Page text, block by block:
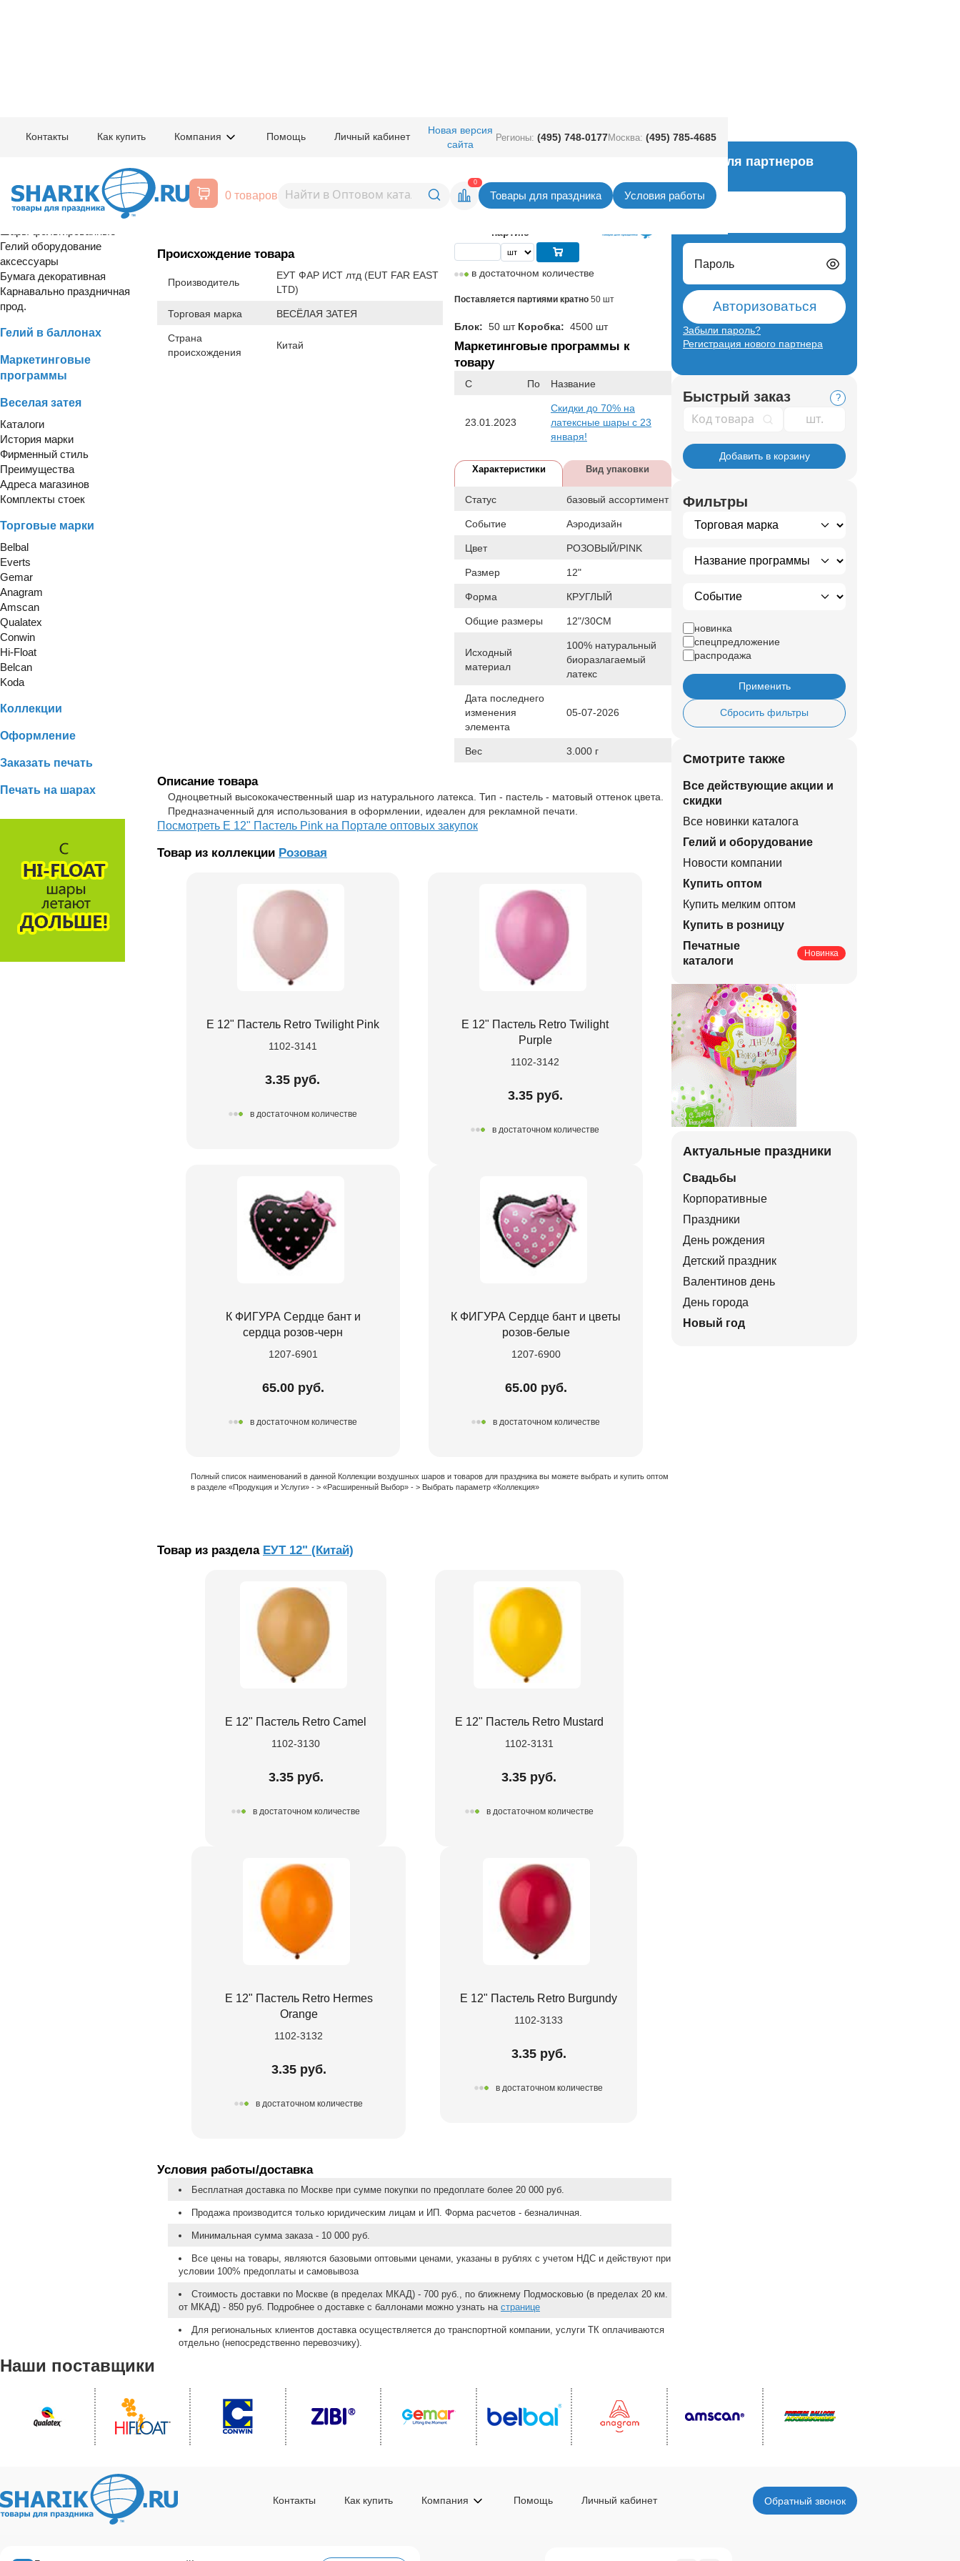
Контакты Как купить Компания Помощь Личный кабинет
Новая версия
сайта
Регионы: (495) 748-0177Москва: (495) 785-4685
0 товаров
0
Товары для праздника Условия работы
Расширенный поиск
Шары латексные
Гелий оборудование
аксессуары
Бумага декоративная
Карнавально праздничная
прод.
Гелий в баллонах
Маркетинговые
программы
Веселая затея
Каталоги
История марки
Фирменный стиль
Преимущества
Адреса магазинов
Комплекты стоек
Торговые марки
Belbal
Everts
Gemar
Anagram
Amscan
Qualatex
Conwin
Hi-Float
Belcan
Koda
Коллекции
Оформление
Заказать печать
Печать на шарах
1102-1350 Вернуться в раздел ЕУТ 12" (Китай)
Происхождение товара
Производитель
ЕУТ ФАР ИСТ лтд (EUT FAR EAST
LTD)
Торговая марка ВЕСЁЛАЯ ЗАТЕЯ
Страна
происхождения
Китай
3,35руб. за шт
партию
в достаточном количестве
Поставляется партиями кратно 50 шт
Блок: 50 шт Коробка: 4500 шт
Маркетинговые программы к
товару
С По Название
23.01.2023
Скидки до 70% на
латексные шары с 23
января!
Характеристики Вид упаковки
Статус базовый ассортимент
Событие Аэродизайн
Цвет РОЗОВЫЙ/PINK
Размер 12"
Форма КРУГЛЫЙ
Общие размеры 12"/30СМ
Исходный
материал
100% натуральный
биоразлагаемый
латекс
Дата последнего
изменения
элемента
05-07-2026
Вес 3.000 г
Описание товара
Одноцветный высококачественный шар из натурального латекса. Тип - пастель - матовый оттенок цвета.
Предназначенный для использования в оформлении, идеален для рекламной печати.
Посмотреть Е 12" Пастель Pink на Портале оптовых закупок
Товар из коллекции Розовая
Е 12" Пастель Retro Twilight Pink
1102-3141
3.35 руб.
в достаточном количестве
Е 12" Пастель Retro Twilight
Purple
1102-3142
3.35 руб.
в достаточном количестве
К ФИГУРА Сердце бант и
сердца розов-черн
1207-6901
65.00 руб.
в достаточном количестве
К ФИГУРА Сердце бант и цветы
розов-белые
1207-6900
65.00 руб.
в достаточном количестве
Полный список наименований в данной Коллекции воздушных шаров и товаров для праздника вы можете выбрать и купить оптом
в разделе «Продукция и Услуги» - > «Расширенный Выбор» - > Выбрать параметр «Коллекция»
Товар из раздела ЕУТ 12" (Китай)
Е 12" Пастель Retro Camel
1102-3130
3.35 руб.
в достаточном количестве
Е 12" Пастель Retro Mustard
1102-3131
3.35 руб.
в достаточном количестве
Е 12" Пастель Retro Hermes
Orange
1102-3132
3.35 руб.
в достаточном количестве
Е 12" Пастель Retro Burgundy
1102-3133
3.35 руб.
в достаточном количестве
Условия работы/доставка
Бесплатная доставка по Москве при сумме покупки по предоплате более 20 000 руб.
Продажа производится только юридическим лицам и ИП. Форма расчетов - безналичная.
Минимальная сумма заказа - 10 000 руб.
Все цены на товары, являются базовыми оптовыми ценами, указаны в рублях с учетом НДС и действуют при
условии 100% предоплаты и самовывоза
Стоимость доставки по Москве (в пределах МКАД) - 700 руб., по ближнему Подмосковью (в пределах 20 км.
от МКАД) - 850 руб. Подробнее о доставке с баллонами можно узнать на странице
Для региональных клиентов доставка осуществляется до транспортной компании, услуги ТК оплачиваются
отдельно (непосредственно перевозчику).
Вход для партнеров
Логин
Пароль
Авторизоваться
Забыли пароль?
Регистрация нового партнера
Быстрый заказ ?
Код товара
Добавить в корзину
Фильтры
новинка
спецпредложение
распродажа
Применить
Сбросить фильтры
Смотрите также
Все действующие акции и
скидки
Все новинки каталога
Гелий и оборудование
Новости компании
Купить оптом
Купить мелким оптом
Купить в розницу
Печатные
каталоги
Новинка
Актуальные праздники
Свадьбы
Корпоративные
Праздники
День рождения
Детский праздник
Валентинов день
День города
Новый год
Наши поставщики
Контакты Как купить Компания Помощь Личный кабинет Обратный звонок